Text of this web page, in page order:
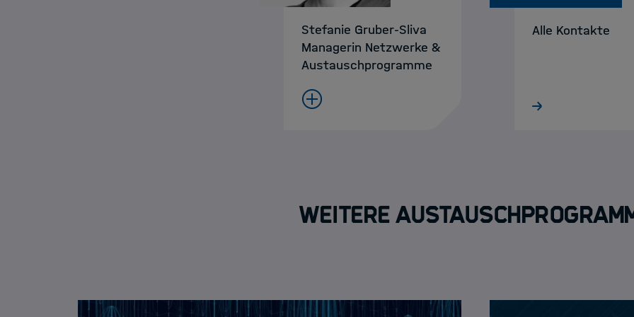
Stefanie Gruber-Sliva
Managerin Netzwerke &
Austauschprogramme
Alle Kontakte
Weitere